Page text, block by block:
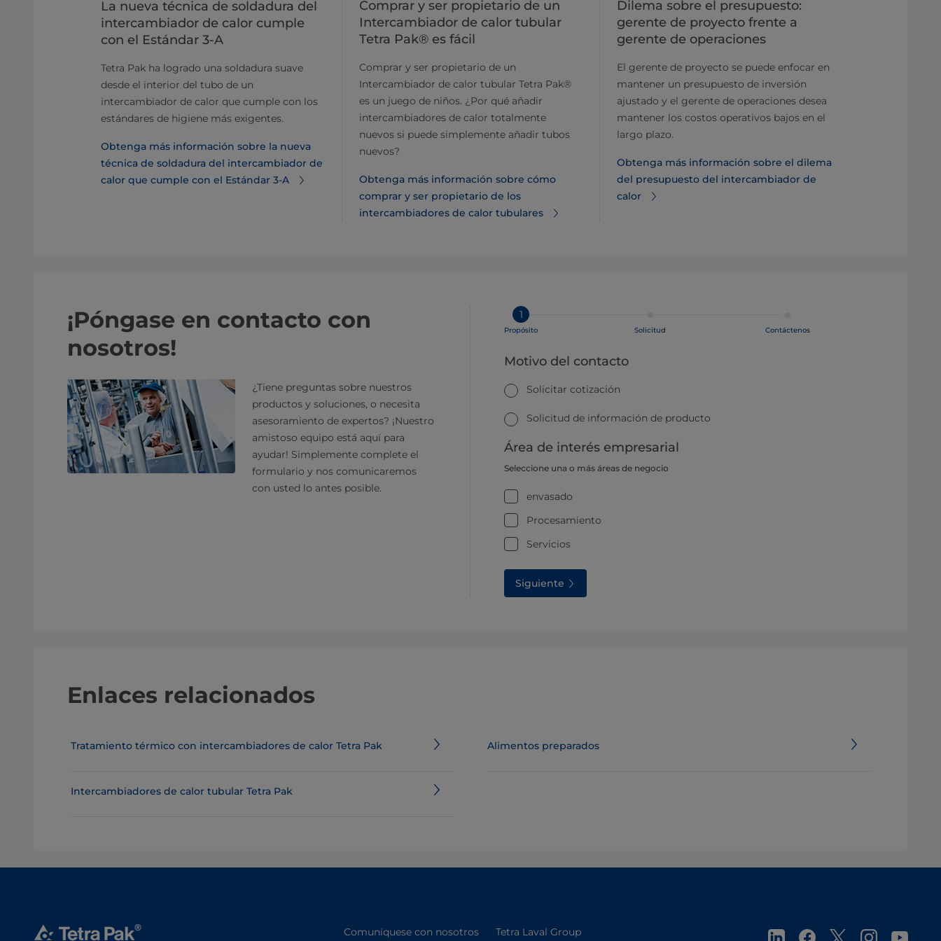
La nueva técnica de soldadura del
intercambiador de calor cumple
con el Estándar 3-A
Tetra Pak ha logrado una soldadura suave
desde el interior del tubo de un
intercambiador de calor que cumple con los
estándares de higiene más exigentes.
Obtenga más información sobre la nueva
técnica de soldadura del intercambiador de
calor que cumple con el Estándar 3-A
Comprar y ser propietario de un
Intercambiador de calor tubular
Tetra Pak® es fácil
Comprar y ser propietario de un
Intercambiador de calor tubular Tetra Pak®
es un juego de niños. ¿Por qué añadir
intercambiadores de calor totalmente
nuevos si puede simplemente añadir tubos
nuevos?
Obtenga más información sobre cómo
comprar y ser propietario de los
intercambiadores de calor tubulares
Dilema sobre el presupuesto:
gerente de proyecto frente a
gerente de operaciones
El gerente de proyecto se puede enfocar en
mantener un presupuesto de inversión
ajustado y el gerente de operaciones desea
mantener los costos operativos bajos en el
largo plazo.
Obtenga más información sobre el dilema
del presupuesto del intercambiador de
calor
¡Póngase en contacto con
nosotros!
¿Tiene preguntas sobre nuestros
productos y soluciones, o necesita
asesoramiento de expertos? ¡Nuestro
amistoso equipo está aquí para
ayudar! Simplemente complete el
formulario y nos comunicaremos
con usted lo antes posible.
1
Propósito Solicitud Contáctenos
Motivo del contacto
Solicitar cotización
Solicitud de información de producto
Área de interés empresarial
Seleccione una o más áreas de negocio
envasado
Procesamiento
Servicios
Siguiente
Enlaces relacionados
Tratamiento térmico con intercambiadores de calor Tetra Pak
Intercambiadores de calor tubular Tetra Pak
Alimentos preparados
Comuníquese con nosotros Tetra Laval Group